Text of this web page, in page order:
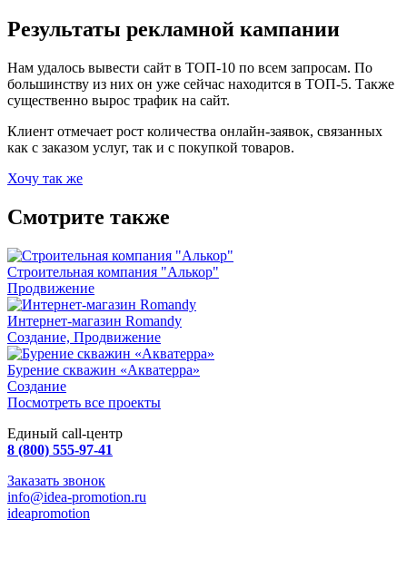
Результаты рекламной кампании
Нам удалось вывести сайт в ТОП-10 по всем запросам. По
большинству из них он уже сейчас находится в ТОП-5. Также
существенно вырос трафик на сайт.
Клиент отмечает рост количества онлайн-заявок, связанных
как с заказом услуг, так и с покупкой товаров.
Хочу так же
Смотрите также
Строительная компания "Алькор"
Продвижение
Интернет-магазин Romandy
Создание, Продвижение
Бурение скважин «Акватерра»
Создание
Посмотреть все проекты
Единый call-центр
8 (800) 555-97-41
Заказать звонок
info@idea-promotion.ru
ideapromotion